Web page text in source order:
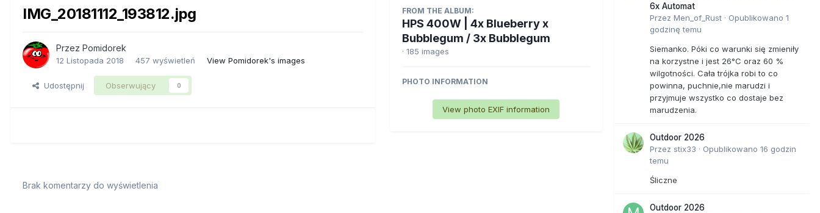
IMG_20181112_193812.jpg
Przez Pomidorek
12 Listopada 2018 457 wyświetleń View Pomidorek's images
Udostępnij Obserwujący 0
FROM THE ALBUM:
HPS 400W | 4x Blueberry x
Bubblegum / 3x Bubblegum
· 185 images
PHOTO INFORMATION
View photo EXIF information
Brak komentarzy do wyświetlenia
6x Automat
Przez Men_of_Rust · Opublikowano 1
godzinę temu
Siemanko. Póki co warunki się zmieniły
na korzystne i jest 26°C oraz 60 %
wilgotności. Cała trójka robi to co
powinna, puchnie,nie marudzi i
przyjmuje wszystko co dostaje bez
marudzenia.
Outdoor 2026
Przez stix33 · Opublikowano 16 godzin
temu
Śliczne
Outdoor 2026